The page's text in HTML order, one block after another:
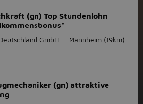
(gn) Top Stundenlohn
GmbH Mannheim (19km)
(gn) attraktive